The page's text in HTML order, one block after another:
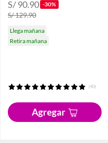
S/ 90.90 -30%
S/ 129.90
Llega mañana
Retira mañana
(40)
Agregar